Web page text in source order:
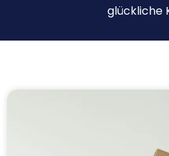
glückliche